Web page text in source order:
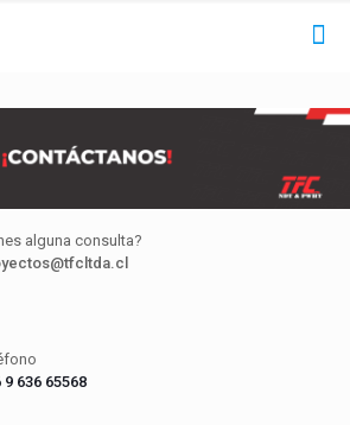
alguna consulta?
9 636 65568